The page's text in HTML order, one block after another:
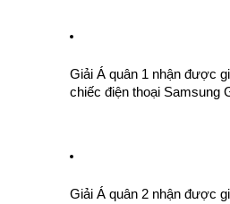
Giải Á quân 1 nhận được
chiếc điện thoại Samsung
Giải Á quân 2 nhận được